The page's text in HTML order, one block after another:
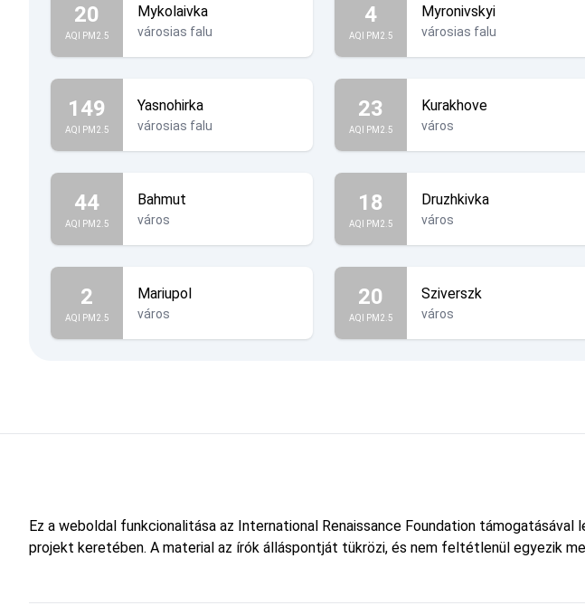
20
AQI PM2.5
Mykolaivka
városias falu
4
AQI PM2.5
Myronivskyi
városias falu
149
AQI PM2.5
Yasnohirka
városias falu
23
AQI PM2.5
Kurakhove
város
44
AQI PM2.5
Bahmut
város
18
AQI PM2.5
Druzhkivka
város
2
AQI PM2.5
Mariupol
város
20
AQI PM2.5
Sziverszk
város
Ez a weboldal funkcionalitása az International Renaissance Foundation
projekt keretében. A material az írók álláspontját tükrözi, és nem feltétlenül egyezik